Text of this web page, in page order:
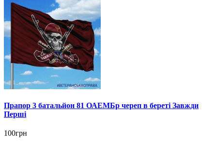
Прапор 3 батальйон 81 ОАЕМБр череп в береті Завжди
Перші
100грн